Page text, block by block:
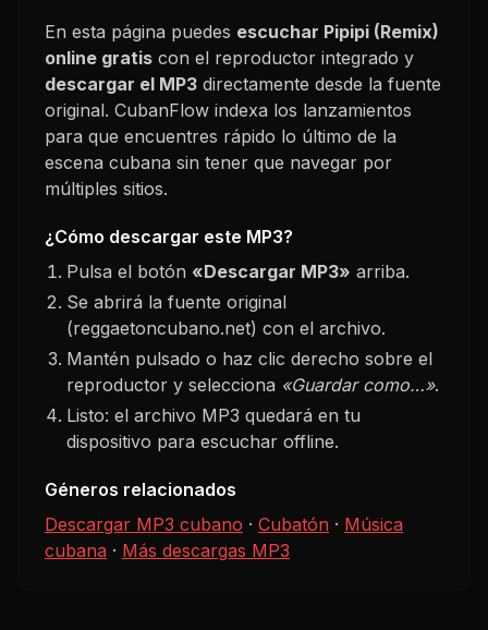
En esta página puedes escuchar Pipipi (Remix)
online gratis con el reproductor integrado y
descargar el MP3 directamente desde la fuente
original. CubanFlow indexa los lanzamientos
para que encuentres rápido lo último de la
escena cubana sin tener que navegar por
múltiples sitios.
¿Cómo descargar este MP3?
Pulsa el botón «Descargar MP3» arriba.
Se abrirá la fuente original
(reggaetoncubano.net) con el archivo.
Mantén pulsado o haz clic derecho sobre el
reproductor y selecciona «Guardar como…».
Listo: el archivo MP3 quedará en tu
dispositivo para escuchar offline.
Géneros relacionados
Descargar MP3 cubano · Cubatón · Música
cubana · Más descargas MP3